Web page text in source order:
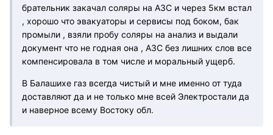
брательник закачал соляры на АЗС и через 5км встал
, хорошо что эвакуаторы и сервисы под боком, бак
промыли , взяли пробу соляры на анализ и выдали
документ что не годная она , АЗС без лишних слов все
компенсировала в том числе и моральный ущерб.
В Балашихе газ всегда чистый и мне именно от туда
доставляют да и не только мне всей Электростали да
и наверное всему Востоку обл.